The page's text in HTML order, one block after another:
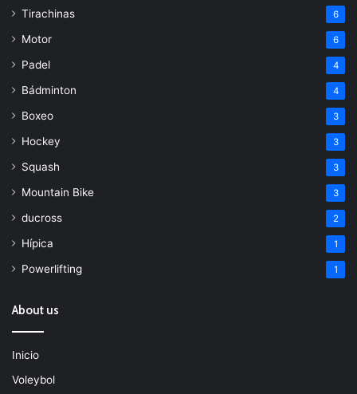
Tirachinas 6
Motor 6
Padel 4
Bádminton 4
Boxeo 3
Hockey 3
Squash 3
Mountain Bike 3
ducross 2
Hípica 1
Powerlifting 1
About us
Inicio
Voleybol